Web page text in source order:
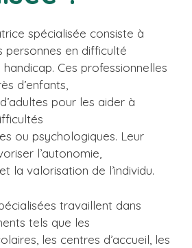
spécialisée consiste à
personnes en difficulté
Ces professionnelles
d’enfants,
pour les aider à
ou psychologiques. Leur
l’autonomie,
la valorisation de l’individu.
travaillent dans
tels que les
les centres d’accueil, les